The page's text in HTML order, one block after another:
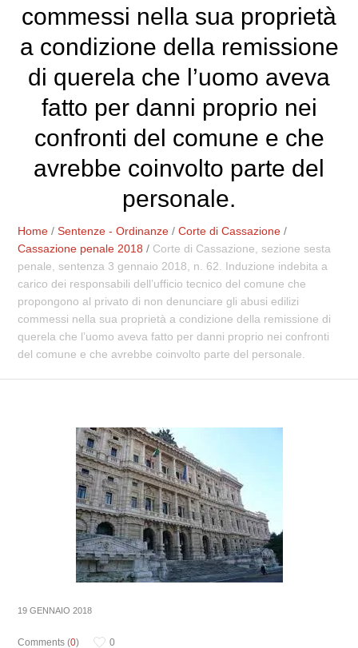
commessi nella sua proprietà
a condizione della remissione
di querela che l’uomo aveva
fatto per danni proprio nei
confronti del comune e che
avrebbe coinvolto parte del
personale.
Home /Sentenze - Ordinanze /Corte di Cassazione /
Cassazione penale 2018 / Corte di Cassazione, sezione sesta
penale, sentenza 3 gennaio 2018, n. 62. Induzione indebita a
carico dei responsabili dell’ufficio tecnico del comune che
propongono al privato di non denunciare gli abusi edilizi
commessi nella sua proprietà a condizione della remissione di
querela che l’uomo aveva fatto per danni proprio nei confronti
del comune e che avrebbe coinvolto parte del personale.
19 GENNAIO 2018
Comments (0)
0